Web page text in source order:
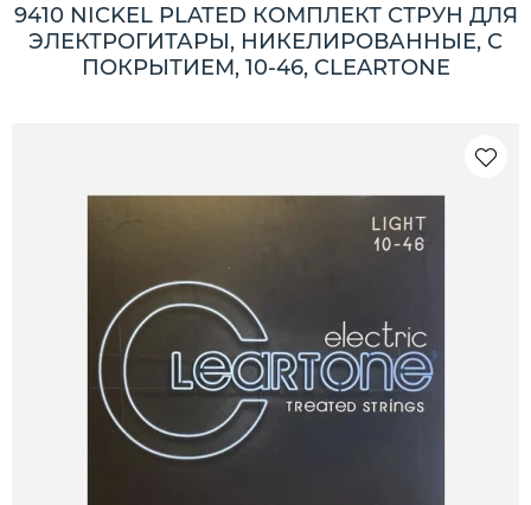
9410 NICKEL PLATED КОМПЛЕКТ СТРУН ДЛЯ
ЭЛЕКТРОГИТАРЫ, НИКЕЛИРОВАННЫЕ, С
ПОКРЫТИЕМ, 10-46, CLEARTONE